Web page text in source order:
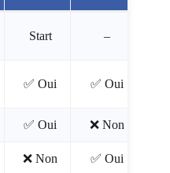
Start –
✅ Oui ✅ Oui
✅ Oui ❌ Non
❌ Non ✅ Oui